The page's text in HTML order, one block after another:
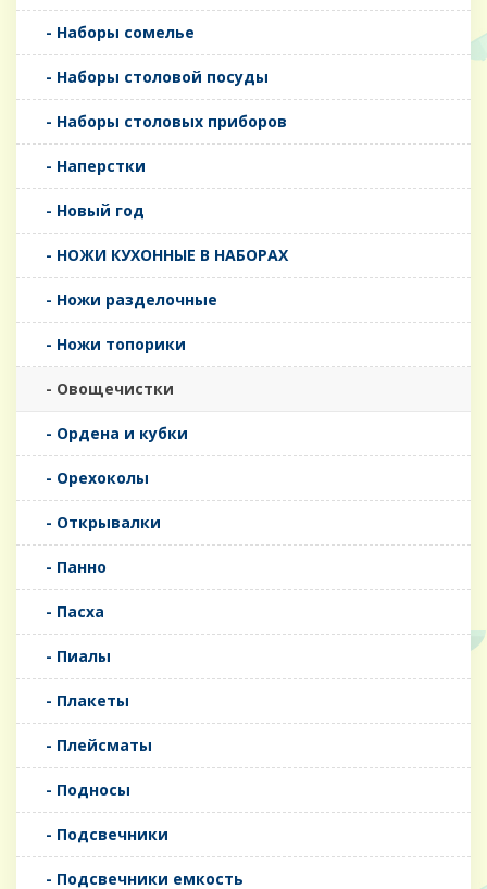
- Наборы сомелье
- Наборы столовой посуды
- Наборы столовых приборов
- Наперстки
- Новый год
- НОЖИ КУХОННЫЕ В НАБОРАХ
- Ножи разделочные
- Ножи топорики
- Овощечистки
- Ордена и кубки
- Орехоколы
- Открывалки
- Панно
- Пасха
- Пиалы
- Плакеты
- Плейсматы
- Подносы
- Подсвечники
- Подсвечники емкость